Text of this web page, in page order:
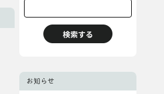
お知らせ